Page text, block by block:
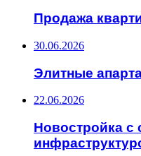
Продажа
30.06.2026
Элитные
22.06.2026
Новостройка с